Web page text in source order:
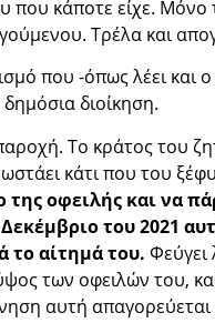
που κάποτε είχε.
Τρέλα και
που -όπως λέει και
διοίκηση.
Το κράτος του
κάτι που του
οφειλής και να
του 2021
το αίτημά του. Φεύγει
των οφειλών του,
αυτή